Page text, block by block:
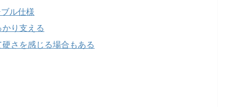
ル仕様
り支える
さを感じる場合もある